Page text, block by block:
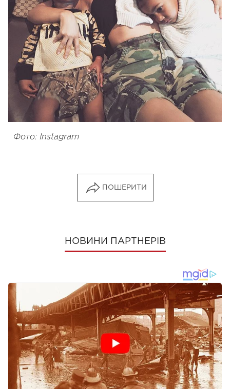
Фото: Instagram
ПОШЕРИТИ
НОВИНИ ПАРТНЕРІВ